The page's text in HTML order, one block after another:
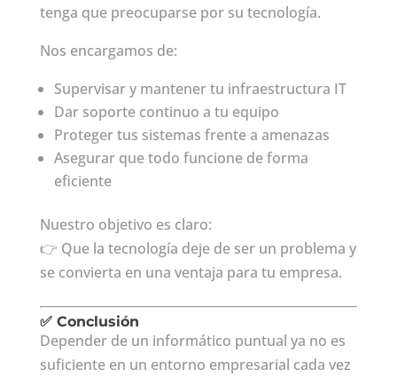
tenga que preocuparse por su tecnología.
Nos encargamos de:
Supervisar y mantener tu infraestructura IT
Dar soporte continuo a tu equipo
Proteger tus sistemas frente a amenazas
Asegurar que todo funcione de forma
eficiente
Nuestro objetivo es claro:
👉 Que la tecnología deje de ser un problema y
se convierta en una ventaja para tu empresa.
✅ Conclusión
Depender de un informático puntual ya no es
suficiente en un entorno empresarial cada vez